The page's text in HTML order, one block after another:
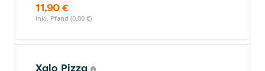
11,90 €
inkl. Pfand (0,00 €)
Xalo Pizza